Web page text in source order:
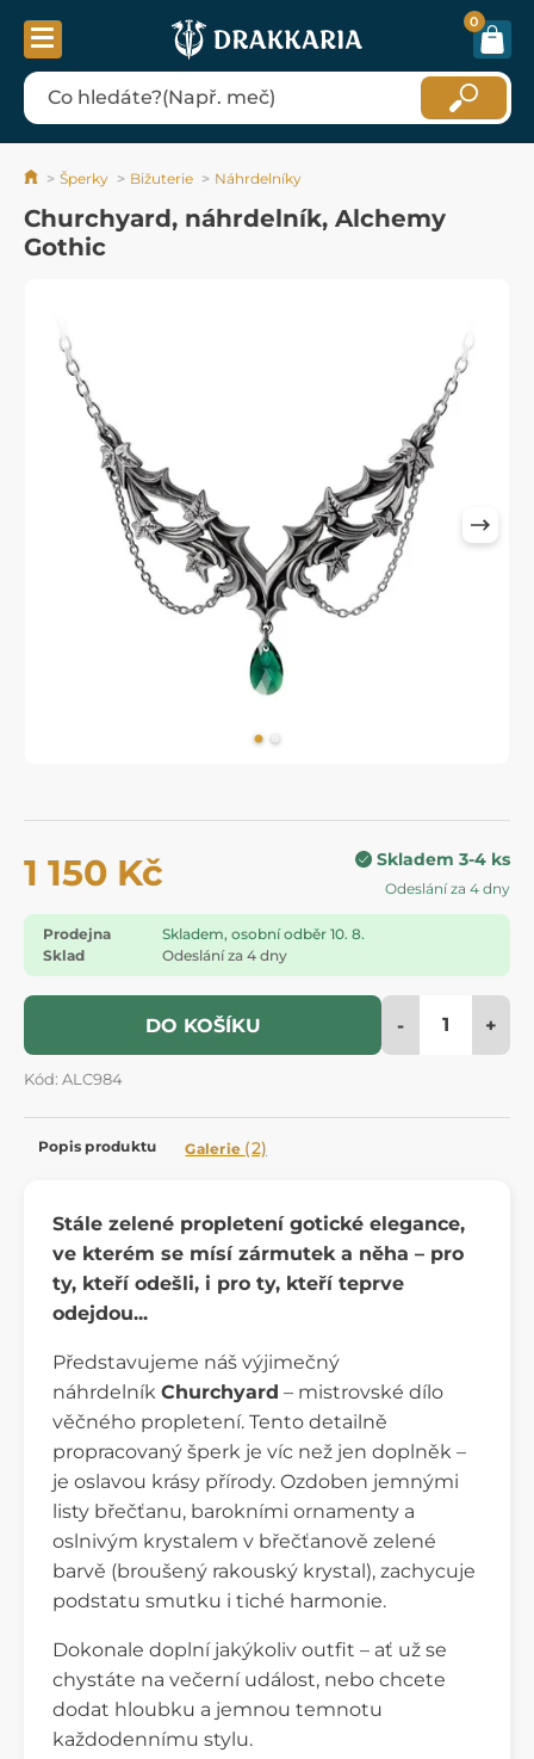
0
Šperky Bižuterie Náhrdelníky
Churchyard, náhrdelník, Alchemy
Gothic
1 150 Kč Skladem 3-4 ks
Odeslání za 4 dny
Prodejna
Skladem, osobní odběr 10. 8.
Sklad
Odeslání za 4 dny
DO KOŠÍKU - +
Kód: ALC984
Popis produktu Galerie (2)
Stále zelené propletení gotické elegance,
ve kterém se mísí zármutek a něha – pro
ty, kteří odešli, i pro ty, kteří teprve
odejdou...
Představujeme náš výjimečný
náhrdelník Churchyard – mistrovské dílo
věčného propletení. Tento detailně
propracovaný šperk je víc než jen doplněk –
je oslavou krásy přírody. Ozdoben jemnými
listy břečťanu, barokními ornamenty a
oslnivým krystalem v břečťanově zelené
barvě (broušený rakouský krystal), zachycuje
podstatu smutku i tiché harmonie.
Dokonale doplní jakýkoliv outfit – ať už se
chystáte na večerní událost, nebo chcete
dodat hloubku a jemnou temnotu
každodennímu stylu.